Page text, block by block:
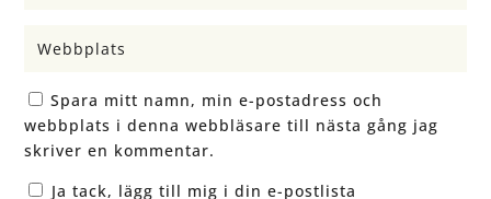
Spara mitt namn, min e-postadress och
webbplats i denna webbläsare till nästa gång jag
skriver en kommentar.
Ja tack, lägg till mig i din e-postlista